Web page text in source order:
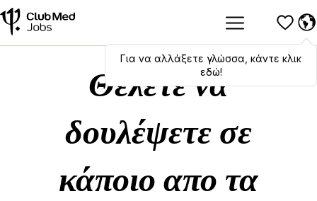
Hola,bonjour ,ciao! To switch
languages, click here!
Για να αλλάξετε γλώσσα, κάντε κλικ
εδώ!
Θέλετε να
δουλέψετε σε
κάποιο απο τα